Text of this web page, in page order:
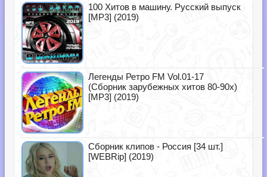
100 Хитов в машину. Русский выпуск
[MP3] (2019)
Легенды Ретро FM Vol.01-17
(Сборник зарубежных хитов 80-90х)
[MP3] (2019)
Сборник клипов - Россия [34 шт.]
[WEBRip] (2019)